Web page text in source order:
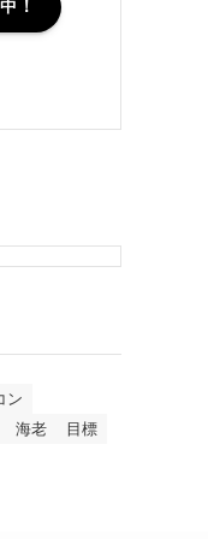
！
ン
海老
目標